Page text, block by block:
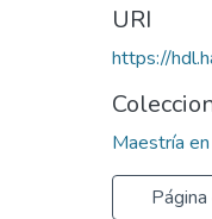
URI
https://
Maestría